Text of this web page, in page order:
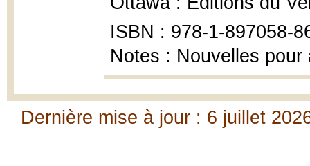
ISBN : 978-1-897058-
Notes : Nouvelles
Dernière mise à jour : 6 juillet